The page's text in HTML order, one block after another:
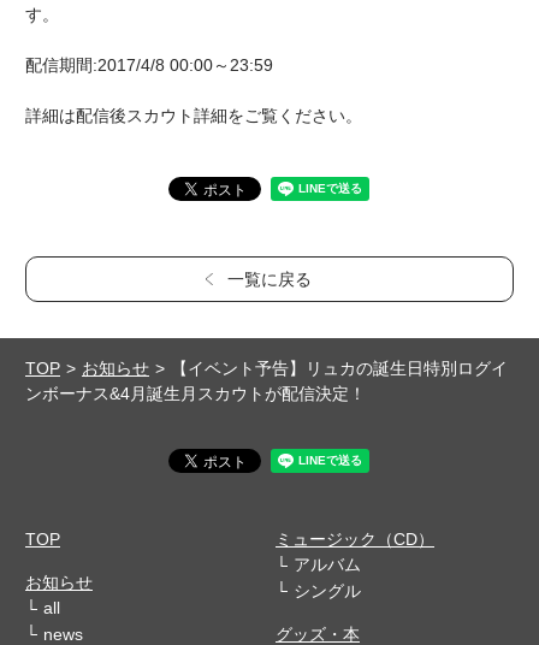
す。
配信期間:2017/4/8 00:00～23:59
詳細は配信後スカウト詳細をご覧ください。
一覧に戻る
TOP お知らせ
【イベント予告】リュカの誕生日特別ログイ
ンボーナス&4月誕生月スカウトが配信決定！
TOP
お知らせ
all
news
ミュージック（CD）
アルバム
シングル
グッズ・本